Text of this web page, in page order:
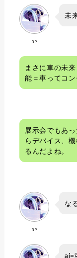
BP
未
まさに車の未
能＝車ってコン
展示会でもあ
らデバイス、
るんだよね。
BP
な
ai=